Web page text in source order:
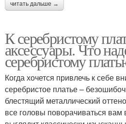
читать дальше →
К серебристому
аксессуары. Что
серебристому
Когда хочется привлечь к себе
серебристое платье –
блестящий металлический
все головы поворачиваться вам